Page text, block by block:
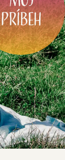
príbeh